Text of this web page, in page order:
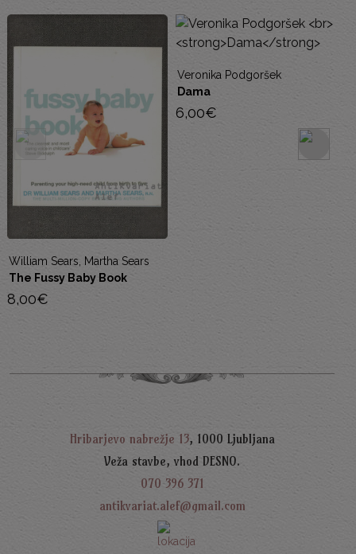
Martha Sears
Baby Book
Veronika Podgoršek
Dama
6,00
Hribarjevo nabrežje 13, 1000 Ljubljana
Veža stavbe, vhod DESNO.
070 396 371
antikvariat.alef@gmail.com